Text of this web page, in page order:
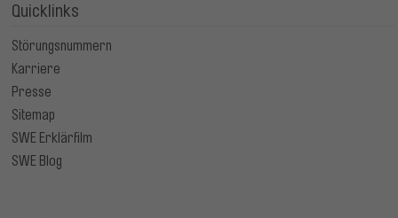
Quicklinks
Störungsnummern
Karriere
Presse
Sitemap
SWE Erklärfilm
SWE Blog